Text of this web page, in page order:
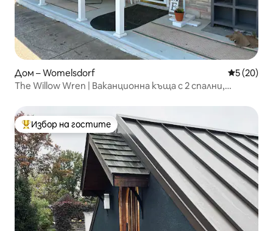
Дом – Womelsdorf Средна
5 (20)
The Willow Wren | Ваканционна къща с 2 спални,
Най-популярен избор на гостите
Избор на гостите